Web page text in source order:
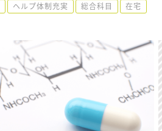
ヘルプ体制充実 総合科目
在宅